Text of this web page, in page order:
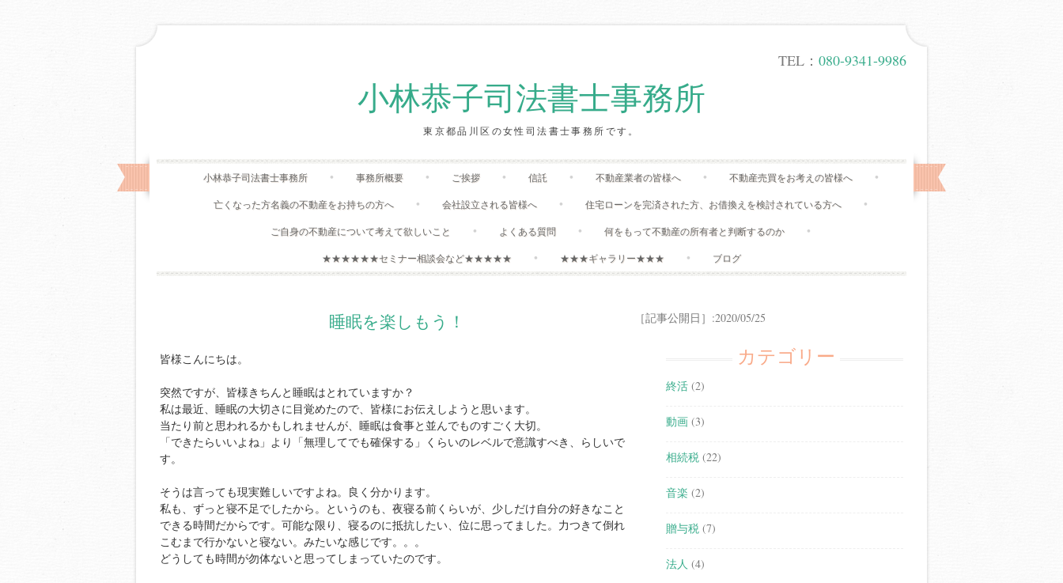
TEL： 080-9341-9986
小林恭子司法書士事務所
東京都品川区の女性司法書士事務所です。
Skip
to
content
小林恭子司法書士事務所 事務所概要 ご挨拶 信託 不動産業者の皆様へ 不動産売買をお考えの皆様へ
亡くなった方名義の不動産をお持ちの方へ 会社設立される皆様へ 住宅ローンを完済された方、お借換えを検討されている方へ
ご自身の不動産について考えて欲しいこと よくある質問 何をもって不動産の所有者と判断するのか
★★★★★★セミナー相談会など★★★★★ ★★★ギャラリー★★★ ブログ
［記事公開日］:2020/05/25
睡眠を楽しもう！
皆様こんにちは。
突然ですが、皆様きちんと睡眠はとれていますか？
私は最近、睡眠の大切さに目覚めたので、皆様にお伝えしようと思います。
当たり前と思われるかもしれませんが、睡眠は食事と並んでものすごく大切。
「できたらいいよね」より「無理してでも確保する」くらいのレベルで意識すべき、らしいで
す。
そうは言っても現実難しいですよね。良く分かります。
私も、ずっと寝不足でしたから。というのも、夜寝る前くらいが、少しだけ自分の好きなこと
できる時間だからです。可能な限り、寝るのに抵抗したい、位に思ってました。力つきて倒れ
こむまで行かないと寝ない。みたいな感じです。。。
どうしても時間が勿体ないと思ってしまっていたのです。
カテゴリー
終活 (2)
動画 (3)
相続税 (22)
音楽 (2)
贈与税 (7)
法人 (4)